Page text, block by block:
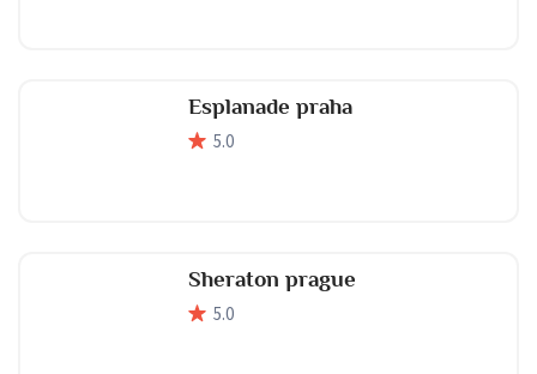
Esplanade praha
5.0
Sheraton prague
5.0